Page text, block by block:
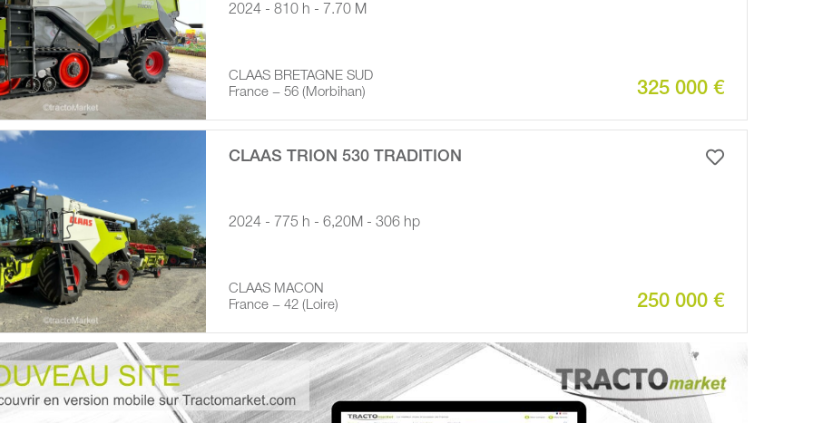
2024 - 810 h - 7.70 M
CLAAS BRETAGNE SUD
France − 56 (Morbihan)
325 000 €
CLAAS TRION 530 TRADITION
2024 - 775 h - 6,20M - 306 hp
CLAAS MACON
France − 42 (Loire)
250 000 €